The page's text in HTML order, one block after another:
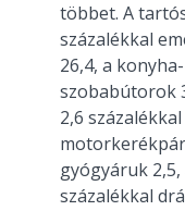
többet. A
százalékkal
26,4, a
szobabútorok
2,6
gyógyáruk
százalékkal